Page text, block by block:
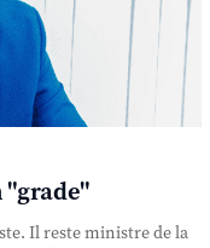
"grade"
Il reste ministre de la